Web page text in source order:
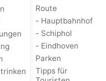
Route
- Hauptbahnhof
- Schiphol
- Eindhoven
Parken
Tipps für